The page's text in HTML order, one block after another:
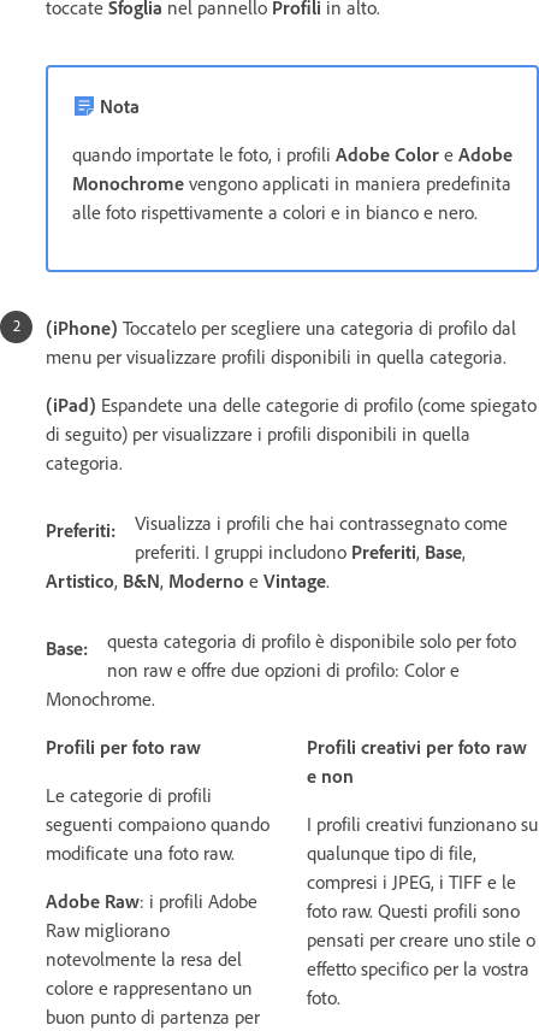
toccate Sfoglia nel pannello Profili in alto.
Nota
quando importate le foto, i profili Adobe Color e Adobe
Monochrome vengono applicati in maniera predefinita
alle foto rispettivamente a colori e in bianco e nero.
(iPhone) Toccatelo per scegliere una categoria di profilo dal
menu per visualizzare profili disponibili in quella categoria.
(iPad) Espandete una delle categorie di profilo (come spiegato
di seguito) per visualizzare i profili disponibili in quella
categoria.
Preferiti:
Visualizza i profili che hai contrassegnato come
preferiti. I gruppi includono Preferiti, Base,
Artistico, B&N, Moderno e Vintage.
Base:
questa categoria di profilo è disponibile solo per foto
non raw e offre due opzioni di profilo: Color e
Monochrome.
Profili per foto raw
Le categorie di profili
seguenti compaiono quando
modificate una foto raw.
Adobe Raw: i profili Adobe
Raw migliorano
notevolmente la resa del
colore e rappresentano un
buon punto di partenza per
Profili creativi per foto raw
e non
I profili creativi funzionano su
qualunque tipo di file,
compresi i JPEG, i TIFF e le
foto raw. Questi profili sono
pensati per creare uno stile o
effetto specifico per la vostra
foto.